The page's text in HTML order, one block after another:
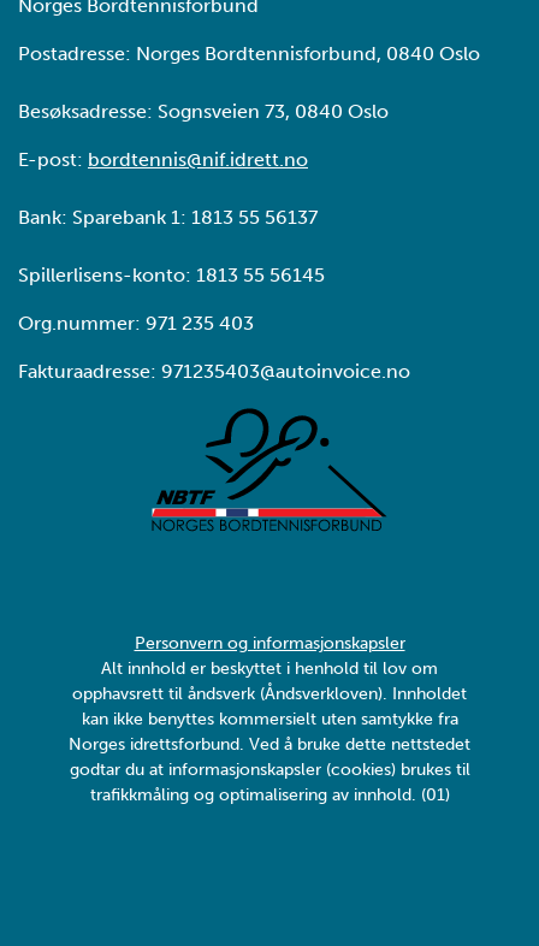
Norges Bordtennisforbund
Postadresse: Norges Bordtennisforbund, 0840 Oslo
Besøksadresse: Sognsveien 73, 0840 Oslo
E-post: bordtennis@nif.idrett.no
Bank: Sparebank 1: 1813 55 56137
Spillerlisens-konto: 1813 55 56145
Org.nummer: 971 235 403
Fakturaadresse: 971235403@autoinvoice.no
Personvern og informasjonskapsler
Alt innhold er beskyttet i henhold til lov om
opphavsrett til åndsverk (Åndsverkloven). Innholdet
kan ikke benyttes kommersielt uten samtykke fra
Norges idrettsforbund. Ved å bruke dette nettstedet
godtar du at informasjonskapsler (cookies) brukes til
trafikkmåling og optimalisering av innhold. (01)